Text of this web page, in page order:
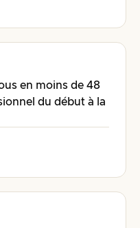
en moins de 48
du début à la